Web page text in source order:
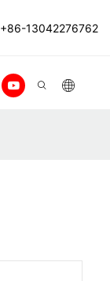
+86-13042276762
Video